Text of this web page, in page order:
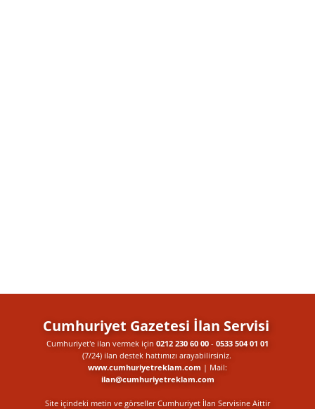
Cumhuriyet Gazetesi İlan Servisi
Cumhuriyet'e ilan vermek için 0212 230 60 00 - 0533 504 01 01
(7/24) ilan destek​ hattımızı arayabilirsiniz.
www.cumhuriyetreklam.com | Mail:
ilan@cumhuriyetreklam.com
Site içindeki metin ve görseller Cumhuriyet İlan Servisine Aittir